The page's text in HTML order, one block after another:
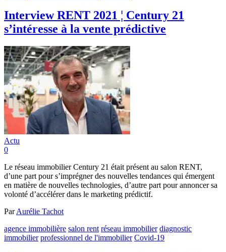
Interview RENT 2021 ¦ Century 21
s’intéresse à la vente prédictive
Actu
0
Le réseau immobilier Century 21 était présent au salon RENT,
d’une part pour s’imprégner des nouvelles tendances qui émergent
en matière de nouvelles technologies, d’autre part pour annoncer sa
volonté d’accélérer dans le marketing prédictif.
ParAurélie Tachot
agence immobilière salon rent réseau immobilier diagnostic
immobilier professionnel de l'immobilier Covid-19